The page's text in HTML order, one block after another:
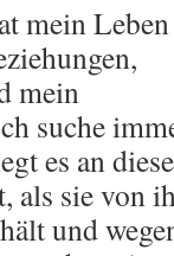
mein Leben
mein
suche
es an
als sie von
und